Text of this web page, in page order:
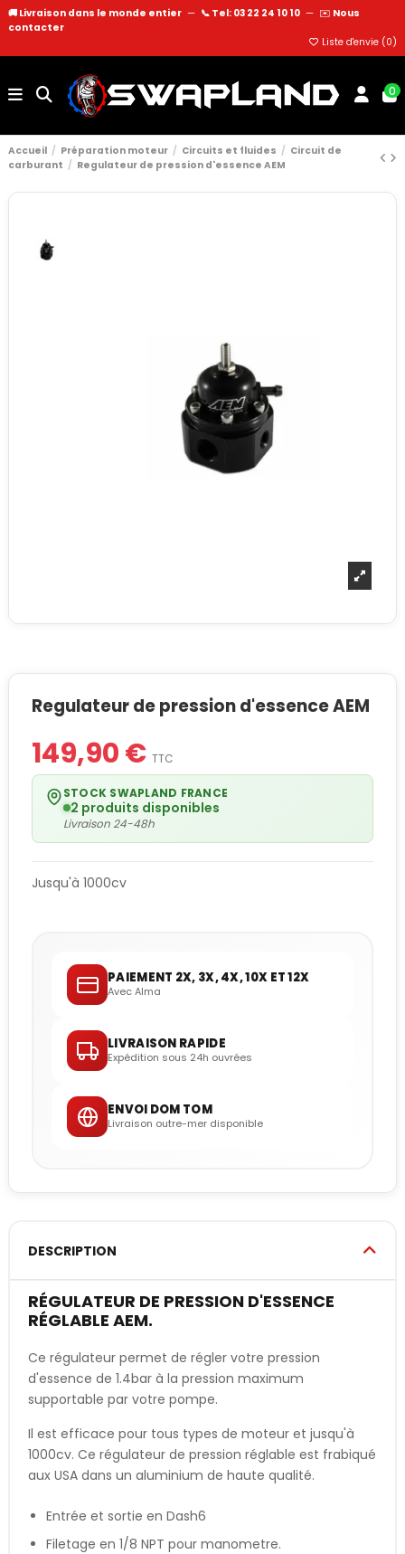
🚚 Livraison dans le monde entier — 📞 Tel: 03 22 24 10 10 — ✉️ Nous
contacter
Liste d'envie (0)
0
Accueil Préparation moteur Circuits et fluides
Circuit de
carburant
Regulateur de pression d'essence AEM
Regulateur de pression d'essence AEM
149,90 € TTC
STOCK SWAPLAND FRANCE
2 produits disponibles
Livraison 24-48h
Jusqu'à 1000cv
PAIEMENT 2X, 3X, 4X, 10X ET 12X
Avec Alma
LIVRAISON RAPIDE
Expédition sous 24h ouvrées
ENVOI DOM TOM
Livraison outre-mer disponible
DESCRIPTION
RÉGULATEUR DE PRESSION D'ESSENCE
RÉGLABLE AEM.
Ce régulateur permet de régler votre pression
d'essence de 1.4bar à la pression maximum
supportable par votre pompe.
Il est efficace pour tous types de moteur et jusqu'à
1000cv. Ce régulateur de pression réglable est frabiqué
aux USA dans un aluminium de haute qualité.
Entrée et sortie en Dash6
Filetage en 1/8 NPT pour manometre.